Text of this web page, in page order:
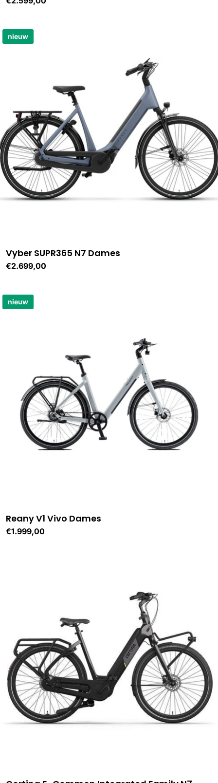
nieuw
Vyber SUPR365 N7 Dames
Normale
€2.699,00
nieuw
Reany V1 Vivo Dames
Normale
€1.999,00